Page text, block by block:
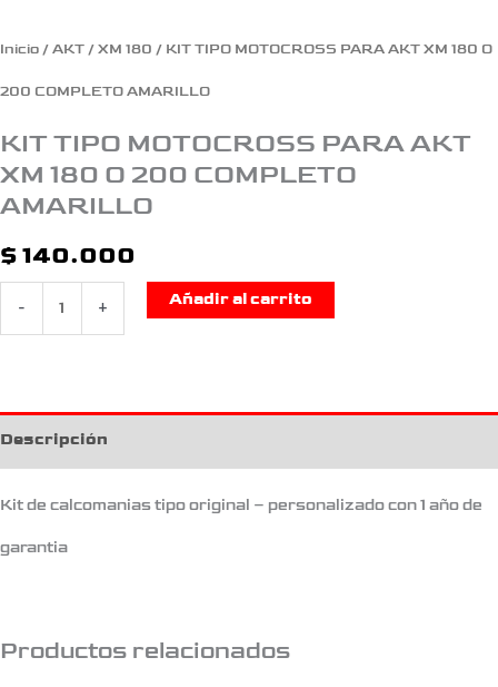
Inicio / AKT / XM 180 / KIT TIPO MOTOCROSS PARA AKT XM 180 O
200 COMPLETO AMARILLO
KIT TIPO MOTOCROSS PARA AKT
XM 180 O 200 COMPLETO
AMARILLO
$ 140.000
-
AMARILLO
cantidad
+
Añadir al carrito
Descripción
Kit de calcomanias tipo original – personalizado con 1 año de
garantia
Productos relacionados